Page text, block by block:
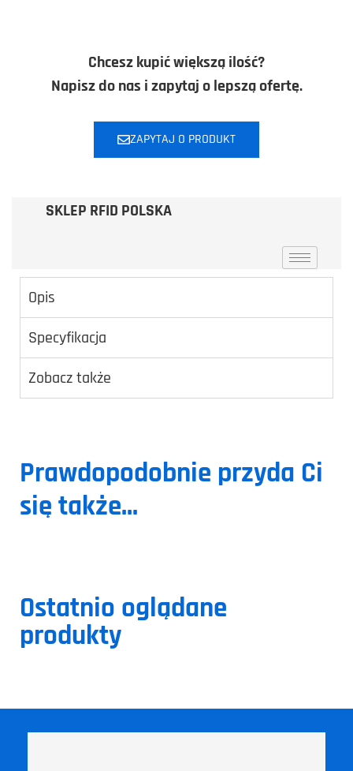
Chcesz kupić większą ilość?
Napisz do nas i zapytaj o lepszą ofertę.
ZAPYTAJ O PRODUKT
SKLEP RFID POLSKA
Opis
Specyfikacja
Zobacz także
Prawdopodobnie przyda Ci
się także...
Ostatnio oglądane
produkty